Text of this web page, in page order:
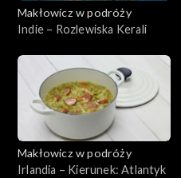
Makłowicz w podróży
Indie – Rozlewiska Kerali
Makłowicz w podróży
Irlandia – Kierunek: Atlantyk